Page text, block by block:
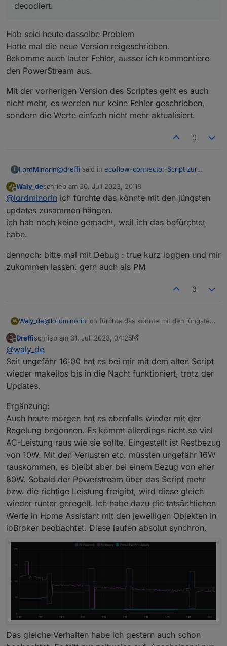
decodiert.
Hab seid heute dasselbe Problem
Hatte mal die neue Version reigeschrieben.
Bekomme auch lauter Fehler, ausser ich kommentiere
den PowerStream aus.
Mit der vorherigen Version des Scriptes geht es auch
nicht mehr, es werden nur keine Fehler geschrieben,
sondern die Werte einfach nicht mehr aktualisiert.
0
L LordMinorin@dreffi said in ecoflow-connector-Script zur
@ waly_desaid inecoflow-connector-Script
zur dynamischen Leistungsanpassung
Wie prüfe ich das? Ich habe Protobuf und
anscheinend nicht decodiert.
Hab seid heute dasselbe Problem
Hatte mal die neue Version reigeschrieben.
geschrieben, sondern die Werte einfach nicht
W
Offline
Waly_deschrieb am 30. Juli 2023, 20:18
zuletzt editiert von
@lordminorin ich fürchte das könnte mit den jüngsten
updates zusammen hängen.
ich hab noch keine gemacht, weil ich das befürchtet
habe.
dennoch: bitte mal mit Debug : true kurz loggen und mir
zukommen lassen. gern auch als PM
0
W Waly_de@lordminorin ich fürchte das könnte mit den jüngsten
ich hab noch keine gemacht, weil ich das befürchtet
dennoch: bitte mal mit Debug : true kurz loggen und
D
Offline
Dreffischrieb am 31. Juli 2023, 04:25
zuletzt editiert von Dreffi
@waly_de
Seit ungefähr 16:00 hat es bei mir mit dem alten Script
wieder makellos bis in die Nacht funktioniert, trotz der
Updates.
Ergänzung:
Auch heute morgen hat es ebenfalls wieder mit der
Regelung begonnen. Es kommt allerdings nicht so viel
AC-Leistung raus wie sie sollte. Eingestellt ist Restbezug
von 10W. Mit den Verlusten etc. müssten ungefähr 16W
rauskommen, es bleibt aber bei einem Bezug von eher
80W. Sobald der Powerstream über das Script mehr
bzw. die richtige Leistung freigibt, wird diese gleich
wieder runter geregelt. Ich habe dazu die tatsächlichen
Werte in Home Assistant mit den jeweiligen Objekten in
ioBroker beobachtet. Diese laufen absolut synchron.
Das gleiche Verhalten habe ich gestern auch schon